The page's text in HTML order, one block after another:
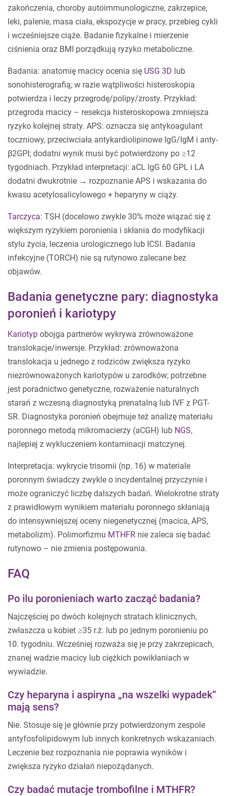
zakończenia, choroby autoimmunologiczne, zakrzepice,
leki, palenie, masa ciała, ekspozycje w pracy, przebieg cykli
i wcześniejsze ciąże. Badanie fizykalne i mierzenie
ciśnienia oraz BMI porządkują ryzyko metaboliczne.
Badania: anatomię macicy ocenia się USG 3D lub
sonohisterografią; w razie wątpliwości histeroskopia
potwierdza i leczy przegrodę/polipy/zrosty. Przykład:
przegroda macicy – resekcja histeroskopowa zmniejsza
ryzyko kolejnej straty. APS: oznacza się antykoagulant
toczniowy, przeciwciała antykardiolipinowe IgG/IgM i anty-
β2GPI; dodatni wynik musi być potwierdzony po ≥12
tygodniach. Przykład interpretacji: aCL IgG 60 GPL i LA
dodatni dwukrotnie → rozpoznanie APS i wskazania do
kwasu acetylosalicylowego + heparyny w ciąży.
Tarczyca: TSH (docelowo zwykle 30% może wiązać się z
większym ryzykiem poronienia i skłania do modyfikacji
stylu życia, leczenia urologicznego lub ICSI. Badania
infekcyjne (TORCH) nie są rutynowo zalecane bez
objawów.
Badania genetyczne pary: diagnostyka
poronień i kariotypy
Kariotyp obojga partnerów wykrywa zrównoważone
translokacje/inwersje. Przykład: zrównoważona
translokacja u jednego z rodziców zwiększa ryzyko
niezrównoważonych kariotypów u zarodków; potrzebne
jest poradnictwo genetyczne, rozważenie naturalnych
starań z wczesną diagnostyką prenatalną lub IVF z PGT-
SR. Diagnostyka poronień obejmuje też analizę materiału
poronnego metodą mikromacierzy (aCGH) lub NGS,
najlepiej z wykluczeniem kontaminacji matczynej.
Interpretacja: wykrycie trisomii (np. 16) w materiale
poronnym świadczy zwykle o incydentalnej przyczynie i
może ograniczyć liczbę dalszych badań. Wielokrotne straty
z prawidłowym wynikiem materiału poronnego skłaniają
do intensywniejszej oceny niegenetycznej (macica, APS,
metabolizm). Polimorfizmu MTHFR nie zaleca się badać
rutynowo – nie zmienia postępowania.
FAQ
Po ilu poronieniach warto zacząć badania?
Najczęściej po dwóch kolejnych stratach klinicznych,
zwłaszcza u kobiet ≥35 r.ż. lub po jednym poronieniu po
10. tygodniu. Wcześniej rozważa się je przy zakrzepicach,
znanej wadzie macicy lub ciężkich powikłaniach w
wywiadzie.
Czy heparyna i aspiryna „na wszelki wypadek”
mają sens?
Nie. Stosuje się je głównie przy potwierdzonym zespole
antyfosfolipidowym lub innych konkretnych wskazaniach.
Leczenie bez rozpoznania nie poprawia wyników i
zwiększa ryzyko działań niepożądanych.
Czy badać mutacje trombofilne i MTHFR?